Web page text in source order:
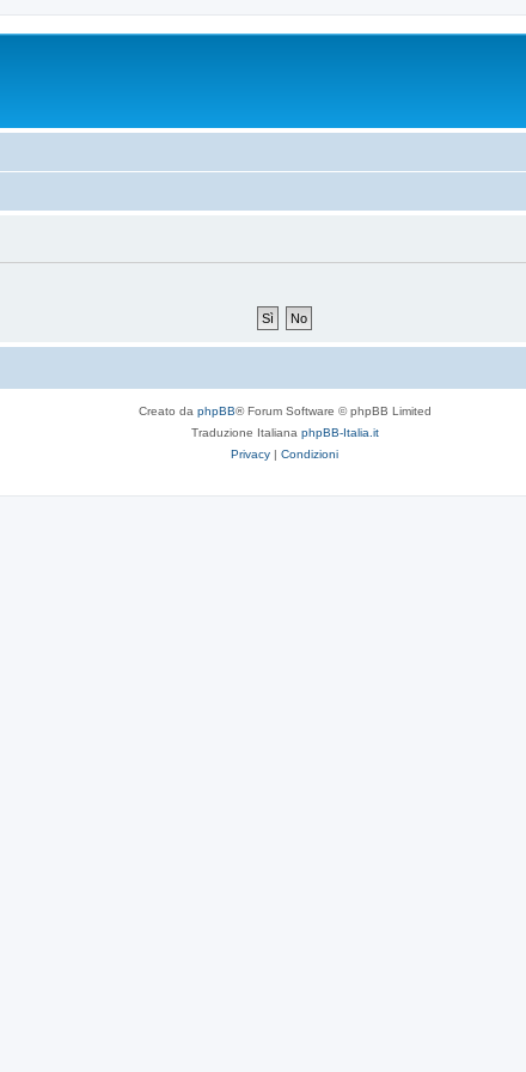
Creato da phpBB® Forum Software © phpBB Limited
Traduzione Italiana phpBB-Italia.it
Privacy | Condizioni